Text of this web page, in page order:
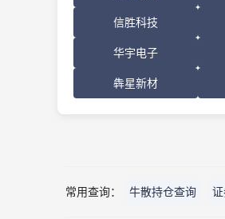
信胜科技
华宇电子
犇星新材
常用查询： 牛散持仓查询